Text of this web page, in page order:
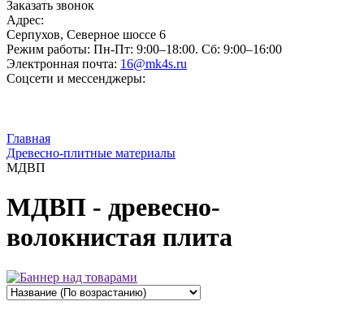
Заказать звонок
Адрес:
Серпухов, Северное шоссе 6
Режим работы: Пн-Пт: 9:00–18:00. Сб: 9:00–16:00
Электронная почта: 16@mk4s.ru
Соцсети и мессенджеры:
Главная
Древесно-плитные материалы
МДВП
МДВП - древесно-
волокнистая плита